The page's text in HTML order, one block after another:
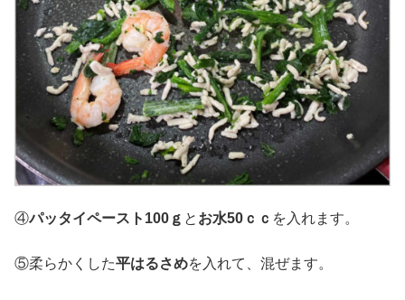
④パッタイペースト100ｇ と お水50ｃｃ を入れます。
⑤柔らかくした平はるさめを入れて、混ぜます。